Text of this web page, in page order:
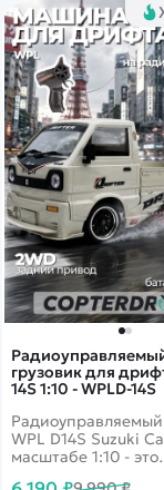
грузовик для
14S 1:10 - WPLD-14S
Радиоуправляемый
WPL D14S Suzuki
масштабе 1:10 - это